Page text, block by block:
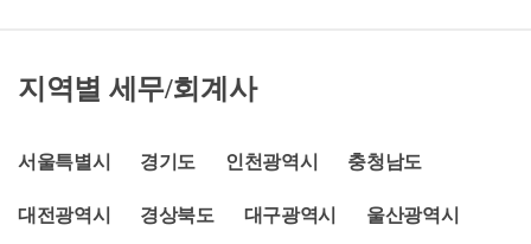
은 주택이 2이상일 경우에는기준시가가 가장 높은 1주
2이상의 주택이 된 경우에도 피상속인이 사망 당시2개
주택4.상속인과 피상속인이 상속개시 당시 1세대인 경
터 1주택(B)을 상속받아 1세대 2주택이 된 경우, 종전
부터 보유하고 있던 주택(A)를 팔게 되면 비과세가 적
소득세가 과세됩니다.​부모님을 모시기 위하여 세대를
세대가 1주택을 소유하고 있는 60세 이상의 부모님 (배
되시는 분들이 종전주택을 비과세 기한 내에 양도하지
못하거나 곧 기한이 도래하는 상황이 주변에서 종종
과세 요건은 다음과 같습니다.1) 종전주택 취득일로부
로부터 3년(신규주택 계약+취득 당시, 종전주택과 신
지역별 세무/회계사
서울특별시 경기도 인천광역시 충청남도
대전광역시 경상북도 대구광역시 울산광역시